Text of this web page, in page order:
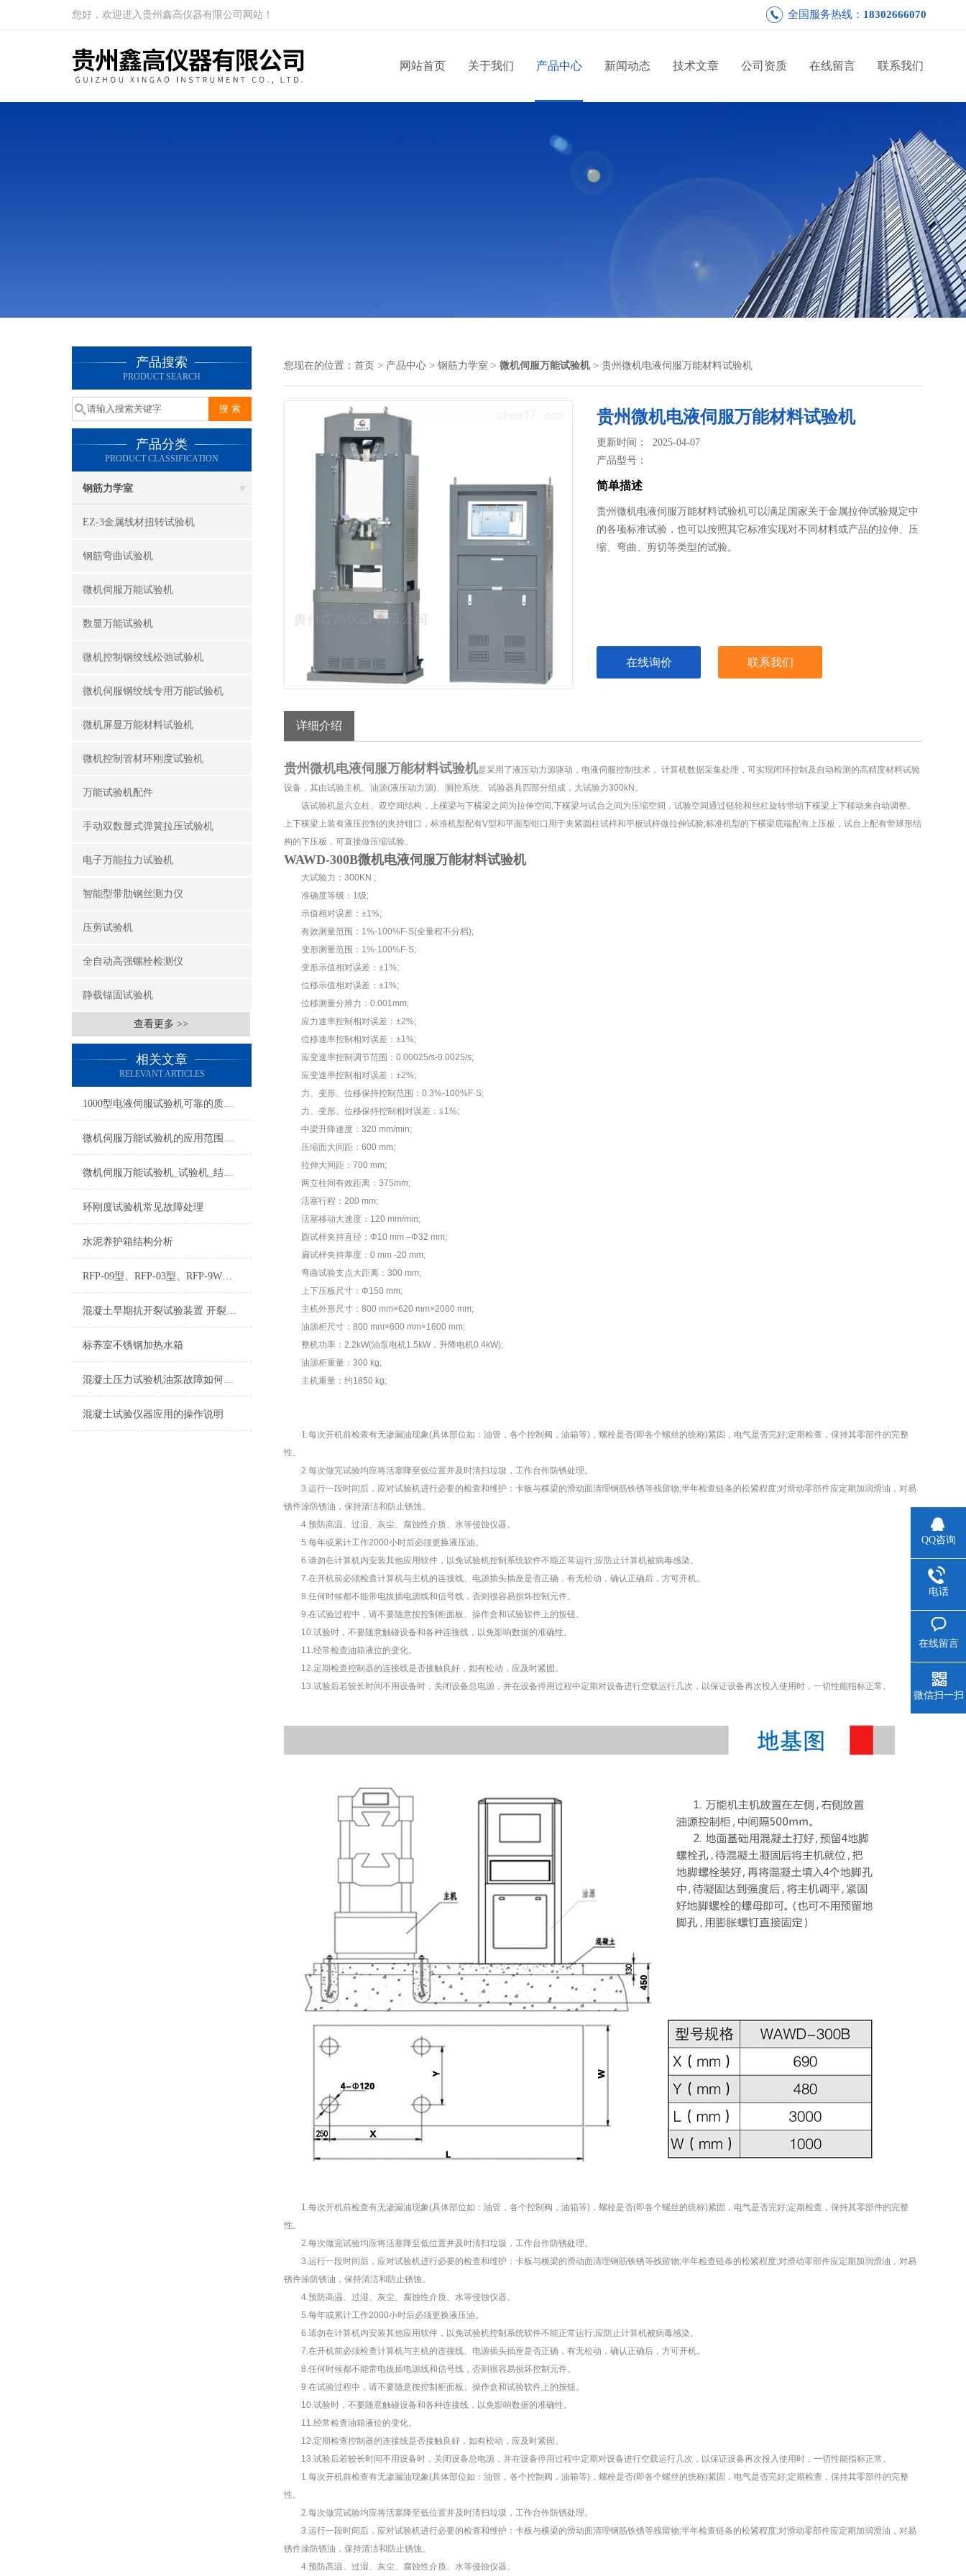
您好，欢迎进入贵州鑫高仪器有限公司网站！ 全国服务热线： 18302666070
网站首页 关于我们 产品中心 新闻动态 技术文章 公司资质 在线留言 联系我们
产品搜索
PRODUCT SEARCH
产品分类
PRODUCT CLASSIFICATION
钢筋力学室
EZ-3金属线材扭转试验机
钢筋弯曲试验机
微机伺服万能试验机
数显万能试验机
微机控制钢绞线松弛试验机
微机伺服钢绞线专用万能试验机
微机屏显万能材料试验机
微机控制管材环刚度试验机
万能试验机配件
手动双数显式弹簧拉压试验机
电子万能拉力试验机
智能型带肋钢丝测力仪
压剪试验机
全自动高强螺栓检测仪
静载锚固试验机
查看更多 >>
相关文章
RELEVANT ARTICLES
1000型电液伺服试验机可靠的质量良好的长期稳定性
微机伺服万能试验机的应用范围及日常维护
微机伺服万能试验机_试验机_结构简单_使用寿命长
环刚度试验机常见故障处理
水泥养护箱结构分析
RFP-09型、RFP-03型、RFP-9W型智能测力仪大全
混凝土早期抗开裂试验装置 开裂试模
标养室不锈钢加热水箱
混凝土压力试验机油泵故障如何更换
混凝土试验仪器应用的操作说明
您现在的位置： 首页 > 产品中心 > 钢筋力学室 > 微机伺服万能试验机> 贵州微机电液伺服万能材料试验机
贵州微机电液伺服万能材料试验机
更新时间： 2025-04-07
产品型号：
简单描述
贵州微机电液伺服万能材料试验机可以满足国家关于金属拉伸试验规定中
的各项标准试验，也可以按照其它标准实现对不同材料或产品的拉伸、压
缩、弯曲、剪切等类型的试验。
在线询价 联系我们
详细介绍
贵州微机电液伺服万能材料试验机是采用了液压动力源驱动，电液伺服控制技术， 计算机数据采集处理，可实现闭环控制及自动检测的高精度材料试验
设备，其由试验主机、油源(液压动力源)、测控系统、试验器具四部分组成，大试验力300kN。
该试验机是六立柱、双空间结构，上横梁与下横梁之间为拉伸空间,下横梁与试台之间为压缩空间，试验空间通过链轮和丝杠旋转带动下横梁上下移动来自动调整。
上下横梁上装有液压控制的夹持钳口，标准机型配有V型和平面型钳口用于夹紧圆柱试样和平板试样做拉伸试验;标准机型的下横梁底端配有上压板，试台上配有带球形结
构的下压板，可直接做压缩试验。
WAWD-300B微机电液伺服万能材料试验机
大试验力：300KN ;
准确度等级：1级;
示值相对误差：±1%;
有效测量范围：1%-100%F·S(全量程不分档);
变形测量范围：1%-100%F·S;
变形示值相对误差：±1%;
位移示值相对误差：±1%;
位移测量分辨力：0.001mm;
应力速率控制相对误差：±2%;
位移速率控制相对误差：±1%;
应变速率控制调节范围：0.00025/s-0.0025/s;
应变速率控制相对误差：±2%;
力、变形、位移保持控制范围：0.3%-100%F·S;
力、变形、位移保持控制相对误差：≦1%;
中梁升降速度：320 mm/min;
压缩面大间距：600 mm;
拉伸大间距：700 mm;
两立柱间有效距离：375mm;
活塞行程：200 mm;
活塞移动大速度：120 mm/min;
圆试样夹持直径：Φ10 mm –Φ32 mm;
扁试样夹持厚度：0 mm -20 mm;
弯曲试验支点大距离：300 mm;
上下压板尺寸：Φ150 mm;
主机外形尺寸：800 mm×620 mm×2000 mm;
油源柜尺寸：800 mm×600 mm×1600 mm;
整机功率：2.2kW(油泵电机1.5kW，升降电机0.4kW);
油源柜重量：300 kg;
主机重量：约1850 kg;
1.每次开机前检查有无渗漏油现象(具体部位如：油管，各个控制阀，油箱等)，螺栓是否(即各个螺丝的统称)紧固，电气是否完好;定期检查，保持其零部件的完整
性。
2.每次做完试验均应将活塞降至低位置并及时清扫垃圾，工作台作防锈处理。
3.运行一段时间后，应对试验机进行必要的检查和维护：卡板与横梁的滑动面清理钢筋铁锈等残留物;半年检查链条的松紧程度;对滑动零部件应定期加润滑油，对易
锈件涂防锈油，保持清洁和防止锈蚀。
4.预防高温、过湿、灰尘、腐蚀性介质、水等侵蚀仪器。
5.每年或累计工作2000小时后必须更换液压油。
6.请勿在计算机内安装其他应用软件，以免试验机控制系统软件不能正常运行;应防止计算机被病毒感染。
7.在开机前必须检查计算机与主机的连接线、电源插头插座是否正确，有无松动，确认正确后，方可开机。
8.任何时候都不能带电拔插电源线和信号线，否则很容易损坏控制元件。
9.在试验过程中，请不要随意按控制柜面板、操作盒和试验软件上的按钮。
10.试验时，不要随意触碰设备和各种连接线，以免影响数据的准确性。
11.经常检查油箱液位的变化。
12.定期检查控制器的连接线是否接触良好，如有松动，应及时紧固。
13.试验后若较长时间不用设备时，关闭设备总电源，并在设备停用过程中定期对设备进行空载运行几次，以保证设备再次投入使用时，一切性能指标正常。
1.每次开机前检查有无渗漏油现象(具体部位如：油管，各个控制阀，油箱等)，螺栓是否(即各个螺丝的统称)紧固，电气是否完好;定期检查，保持其零部件的完整
性。
2.每次做完试验均应将活塞降至低位置并及时清扫垃圾，工作台作防锈处理。
3.运行一段时间后，应对试验机进行必要的检查和维护：卡板与横梁的滑动面清理钢筋铁锈等残留物;半年检查链条的松紧程度;对滑动零部件应定期加润滑油，对易
锈件涂防锈油，保持清洁和防止锈蚀。
4.预防高温、过湿、灰尘、腐蚀性介质、水等侵蚀仪器。
5.每年或累计工作2000小时后必须更换液压油。
6.请勿在计算机内安装其他应用软件，以免试验机控制系统软件不能正常运行;应防止计算机被病毒感染。
7.在开机前必须检查计算机与主机的连接线、电源插头插座是否正确，有无松动，确认正确后，方可开机。
8.任何时候都不能带电拔插电源线和信号线，否则很容易损坏控制元件。
9.在试验过程中，请不要随意按控制柜面板、操作盒和试验软件上的按钮。
10.试验时，不要随意触碰设备和各种连接线，以免影响数据的准确性。
11.经常检查油箱液位的变化。
12.定期检查控制器的连接线是否接触良好，如有松动，应及时紧固。
13.试验后若较长时间不用设备时，关闭设备总电源，并在设备停用过程中定期对设备进行空载运行几次，以保证设备再次投入使用时，一切性能指标正常。
1.每次开机前检查有无渗漏油现象(具体部位如：油管，各个控制阀，油箱等)，螺栓是否(即各个螺丝的统称)紧固，电气是否完好;定期检查，保持其零部件的完整
性。
2.每次做完试验均应将活塞降至低位置并及时清扫垃圾，工作台作防锈处理。
3.运行一段时间后，应对试验机进行必要的检查和维护：卡板与横梁的滑动面清理钢筋铁锈等残留物;半年检查链条的松紧程度;对滑动零部件应定期加润滑油，对易
锈件涂防锈油，保持清洁和防止锈蚀。
4.预防高温、过湿、灰尘、腐蚀性介质、水等侵蚀仪器。
QQ咨询
电话
在线留言
微信扫一扫